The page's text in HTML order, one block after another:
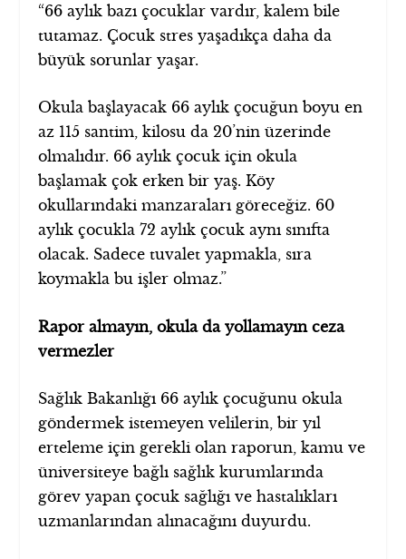
“66 aylık bazı çocuklar vardır, kalem bile
tutamaz. Çocuk stres yaşadıkça daha da
büyük sorunlar yaşar.
Okula başlayacak 66 aylık çocuğun boyu en
az 115 santim, kilosu da 20’nin üzerinde
olmalıdır. 66 aylık çocuk için okula
başlamak çok erken bir yaş. Köy
okullarındaki manzaraları göreceğiz. 60
aylık çocukla 72 aylık çocuk aynı sınıfta
olacak. Sadece tuvalet yapmakla, sıra
koymakla bu işler olmaz.”
Rapor almayın, okula da yollamayın ceza
vermezler
Sağlık Bakanlığı 66 aylık çocuğunu okula
göndermek istemeyen velilerin, bir yıl
erteleme için gerekli olan raporun, kamu ve
üniversiteye bağlı sağlık kurumlarında
görev yapan çocuk sağlığı ve hastalıkları
uzmanlarından alınacağını duyurdu.